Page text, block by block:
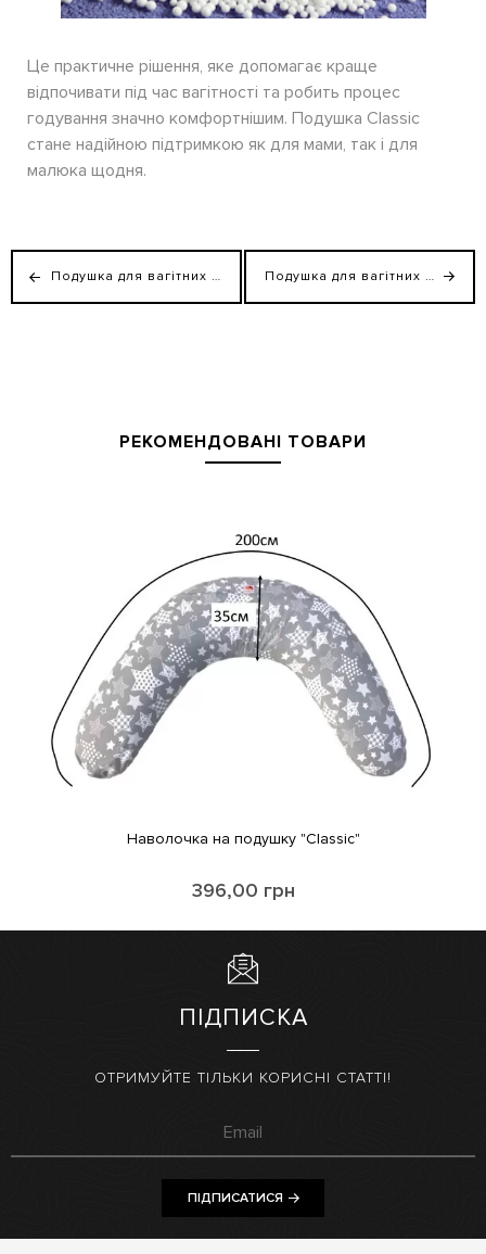
Це практичне рішення, яке допомагає краще
відпочивати під час вагітності та робить процес
годування значно комфортнішим. Подушка Classic
стане надійною підтримкою як для мами, так і для
малюка щодня.
Подушка для вагітних та годування "Relax" , наповнювач холлофайбер Подушка для вагітних та годування "CLASSIC" , наповнювач холлофайбер
РЕКОМЕНДОВАНІ ТОВАРИ
Наволочка на подушку "Classic"
396,00 грн
ПІДПИСКА
ОТРИМУЙТЕ ТІЛЬКИ КОРИСНІ СТАТТІ!
ПІДПИСАТИСЯ